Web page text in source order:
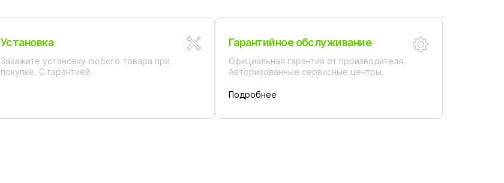
Установка
Закажите установку любого товара при
покупке. С гарантией.
Гарантийное обслуживание
Официальная гарантия от производителя.
Авторизованные сервисные центры.
Подробнее